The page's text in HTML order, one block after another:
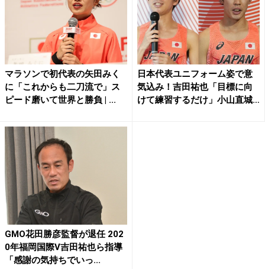
マラソンで初代表の矢田みく
に「これからも二刀流で」ス
ピード磨いて世界と勝負 | ...
日本代表ユニフォーム姿で意
気込み！吉田祐也「目標に向
けて練習するだけ」小山直城
GMO花田勝彦監督が退任 202
0年福岡国際V吉田祐也ら指導
「感謝の気持ちでいっ...